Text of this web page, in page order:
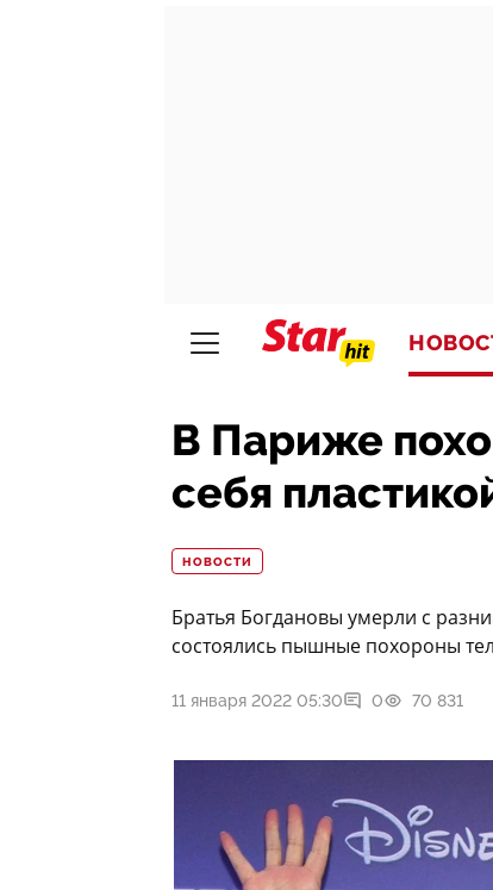
В Париже
себя
НОВОСТИ
Братья Богдановы умерли с
состоялись пышные похороны
11 января 2022 05:30 0 70 831